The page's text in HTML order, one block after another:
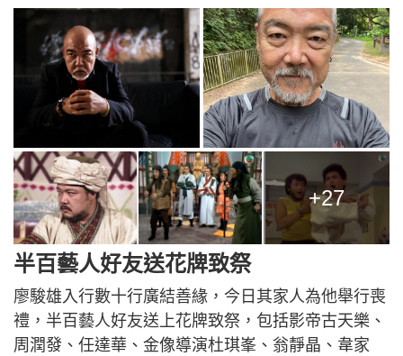
+27
半百藝人好友送花牌致祭
廖駿雄入行數十行廣結善緣，今日其家人為他舉行喪
禮，半百藝人好友送上花牌致祭，包括影帝古天樂、
周潤發、任達華、金像導演杜琪峯、翁靜晶、韋家